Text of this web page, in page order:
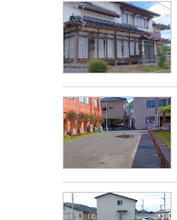
インターンシップ・
お申込みください。
2026.01.07 ニュースリ
「馬野建設PR動画(
『動画メッセージ』
2026.01.05 ニュースリ
「パートナーシップ
2026.01.05 ニュースリ
新たなビジョンを策
2025.12.11 不動産情報